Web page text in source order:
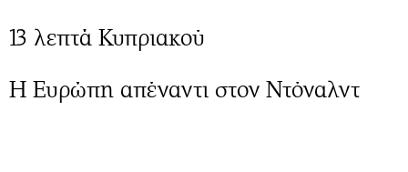
13 λεπτά Κυπριακού
Η Ευρώπη απέναντι στον Ντόναλντ